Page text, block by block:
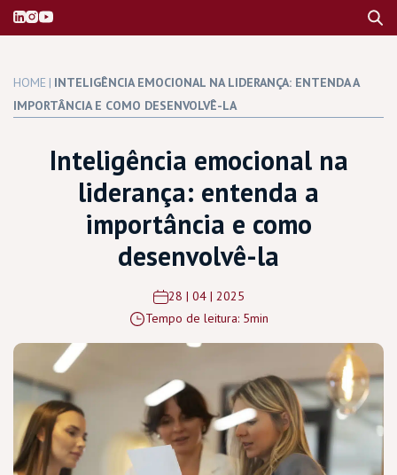
HOME | INTELIGÊNCIA EMOCIONAL NA LIDERANÇA: ENTENDA A
IMPORTÂNCIA E COMO DESENVOLVÊ-LA
Inteligência emocional na
liderança: entenda a
importância e como
desenvolvê-la
28 | 04 | 2025
Tempo de leitura: 5min